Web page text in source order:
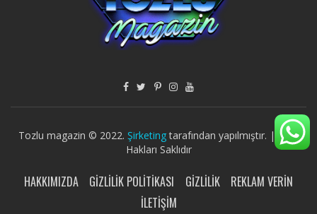
Tozlu magazin © 2022. Şirketingtarafından yapılmıştır. | Tüm
Hakları Saklıdır
HAKKIMIZDA GIZLILIK POLITIKASI GIZLILIK
REKLAM VERIN
İLETIŞIM